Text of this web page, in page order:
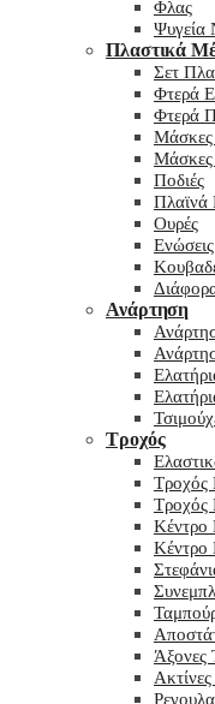
Φλας
Ψυγεία
Πλαστικά
Σετ
Φτερά
Φτερά
Μάσκες
Μάσκες
Ποδιές
Πλαϊνά
Ουρές
Ανάρτηση
Τροχός
Τροχός
Τροχός
Κέντρο
Κέντρο
Άξονες